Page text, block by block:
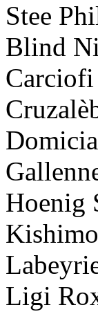
Stee
Blind
Carciofi
Hoenig
Ligi